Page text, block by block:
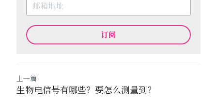
订阅
上一篇
生物电信号有哪些？要怎么测量到？